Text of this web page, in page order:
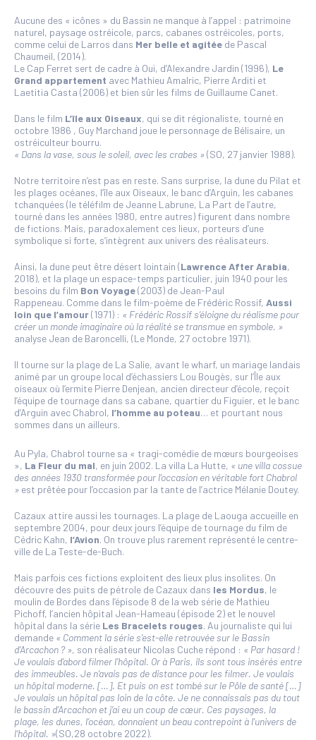
Aucune des « icônes » du Bassin ne manque à l’appel : patrimoine
naturel, paysage ostréicole, parcs, cabanes ostréicoles, ports,
comme celui de Larros dans Mer belle et agitée de Pascal
Chaumeil, (2014).
Le Cap Ferret sert de cadre à Oui, d’Alexandre Jardin (1996), Le
Grand appartement avec Mathieu Amalric, Pierre Arditi et
Laetitia Casta (2006) et bien sûr les films de Guillaume Canet.
Dans le film L’île aux Oiseaux, qui se dit régionaliste, tourné en
octobre 1986 , Guy Marchand joue le personnage de Bélisaire, un
ostréiculteur bourru.
« Dans la vase, sous le soleil, avec les crabes »(SO, 27 janvier 1988).
Notre territoire n’est pas en reste. Sans surprise, la dune du Pilat et
les plages océanes, l’île aux Oiseaux, le banc d’Arguin, les cabanes
tchanquées (le téléfilm de Jeanne Labrune, La Part de l’autre,
tourné dans les années 1980, entre autres) figurent dans nombre
de fictions. Mais, paradoxalement ces lieux, porteurs d’une
symbolique si forte, s’intègrent aux univers des réalisateurs.
Ainsi, la dune peut être désert lointain (Lawrence After Arabia,
2018), et la plage un espace-temps particulier, juin 1940 pour les
besoins du film Bon Voyage(2003) de Jean-Paul
Rappeneau. Comme dans le film-poème de Frédéric Rossif, Aussi
loin que l’amour(1971) : « Frédéric Rossif s’éloigne du réalisme pour
créer un monde imaginaire où la réalité se transmue en symbole. »
analyse Jean de Baroncelli, (Le Monde, 27 octobre 1971).
Il tourne sur la plage de La Salie, avant le wharf, un mariage landais
animé par un groupe local d’échassiers Lou Bougès, sur l’Île aux
oiseaux où l’ermite Pierre Denjean, ancien directeur d’école, reçoit
l’équipe de tournage dans sa cabane, quartier du Figuier, et le banc
d’Arguin avec Chabrol, l’homme au poteau… et pourtant nous
sommes dans un ailleurs.
Au Pyla, Chabrol tourne sa « tragi-comédie de mœurs bourgeoises
», La Fleur du mal, en juin 2002. La villa La Hutte, « une villa cossue
des années 1930 transformée pour l’occasion en véritable fort Chabrol
» est prêtée pour l’occasion par la tante de l’actrice Mélanie Doutey.
Cazaux attire aussi les tournages. La plage de Laouga accueille en
septembre 2004, pour deux jours l’équipe de tournage du film de
Cédric Kahn, l’Avion. On trouve plus rarement représenté le centre-
ville de La Teste-de-Buch.
Mais parfois ces fictions exploitent des lieux plus insolites. On
découvre des puits de pétrole de Cazaux dans les Mordus, le
moulin de Bordes dans l’épisode 8 de la web série de Mathieu
Pichoff, l’ancien hôpital Jean-Hameau (épisode 2) et le nouvel
hôpital dans la série Les Bracelets rouges. Au journaliste qui lui
demande « Comment la série s’est-elle retrouvée sur le Bassin
d’Arcachon ? », son réalisateur Nicolas Cuche répond : « Par hasard !
Je voulais d’abord filmer l’hôpital. Or à Paris, ils sont tous insérés entre
des immeubles. Je n’avais pas de distance pour les filmer. Je voulais
un hôpital moderne. […]. Et puis on est tombé sur le Pôle de santé […]
Je voulais un hôpital pas loin de la côte. Je ne connaissais pas du tout
le bassin d’Arcachon et j’ai eu un coup de cœur. Ces paysages, la
plage, les dunes, l’océan, donnaient un beau contrepoint à l’univers de
l’hôpital. »(SO,28 octobre 2022).